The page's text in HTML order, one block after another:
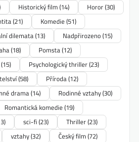
Historický film (14) Horor(30)
(21) Komedie (51)
dilemata(13) Nadpřirozeno(15)
(18) Pomsta(12)
(15) Psychologický thriller(23)
(58) Příroda(12)
drama(14) Rodinné vztahy(30)
Romantická komedie (19)
sci-fi (23) Thriller(23)
vztahy(32) Český film (72)